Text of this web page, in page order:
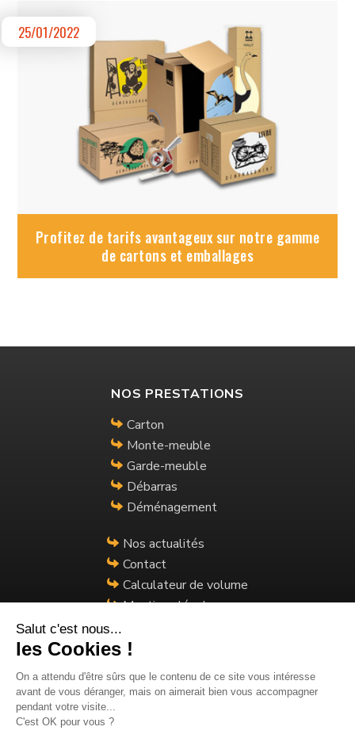
25/01/2022
Profitez de tarifs avantageux sur notre gamme
de cartons et emballages
NOS PRESTATIONS
Carton
Monte-meuble
Garde-meuble
Débarras
Déménagement
Nos actualités
Contact
Calculateur de volume
Mentions légales
22 rue de la Vallée
les Cookies !
ce site vous intéresse avant de vous
déranger, mais on aimerait bien vous accompagner pendant votre
visite...
C'est OK pour vous ?